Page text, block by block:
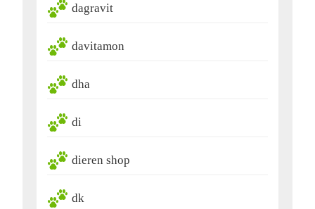
dagravit
davitamon
dha
di
dieren shop
dk